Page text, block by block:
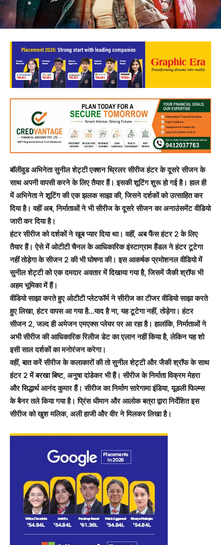
बॉलीवुड अभिनेता सुनील शेट्टी एक्शन थ्रिलर सीरीज हंटर के दूसरे सीजन के
साथ अपनी वापसी करने के लिए तैयार हैं। इसकी शूटिंग शुरू हो गई है। हाल ही
में अभिनेता ने शूटिंग की एक झलक साझा की, जिसने दर्शकों को उत्साहित कर
दिया है। वहीं अब, निर्माताओं ने भी सीरीज के दूसरे सीजन का अनाउंसमेंट वीडियो
जारी कर दिया है।
हंटर सीरीज को दर्शकों ने खूब प्यार दिया था। वहीं, अब फैंस हंटर 2 के लिए
तैयार हैं। ऐसे में ओटीटी चैनल के आधिकारिक इंस्टाग्राम हैंडल ने हंटर टूटेगा
नहीं तोड़ेगा के सीजन 2 की भी घोषणा की। इस आकर्षक प्रमोशनल वीडियो में
सुनील शेट्टी को एक दमदार अवतार में दिखाया गया है, जिसमें जैकी श्रॉफ भी
अहम भूमिका में हैं।
वीडियो साझा करते हुए ओटीटी प्लेटफॉर्म ने सीरीज का टीजर वीडियो साझा करते
हुए लिखा, हंटर वापस आ गया है…याद है ना, यह टूटेगा नहीं, तोड़ेगा। हंटर
सीजन 2, जल्द ही अमेजन एमएक्स प्लेयर पर आ रहा है। हालांकि, निर्माताओं ने
अभी सीरीज की आधिकारिक रिलीज डेट का एलान नहीं किया है, लेकिन यह शो
इसी साल दर्शकों का मनोरंजन करेगा।
वहीं, बात करें सीरीज के कलाकारों की तो सुनील शेट्टी और जैकी श्रॉफ के साथ
हंटर 2 में बरखा बिष्ट, अनुषा दांडेकर भी हैं। सीरीज के निर्माता विक्रम मेहरा
और सिद्धार्थ आनंद कुमार हैं। सीरीज का निर्माण सारेगामा इंडिया, यूडली फिल्म्स
के बैनर तले किया गया है। प्रिंस धीमान और आलोक बत्रा द्वारा निर्देशित इस
सीरीज को खुश मलिक, अली हाजी और वीर ने मिलकर लिखा है।